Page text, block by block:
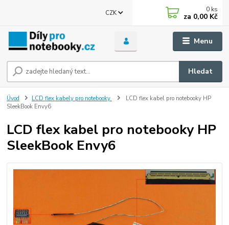
Menu
CZK
Hledat
0 ks
za 0,00 Kč
Úvod LCD flex kabely pro notebooky
LCD flex kabel pro notebooky HP
SleekBook Envy6
LCD flex kabel pro notebooky HP
SleekBook Envy6